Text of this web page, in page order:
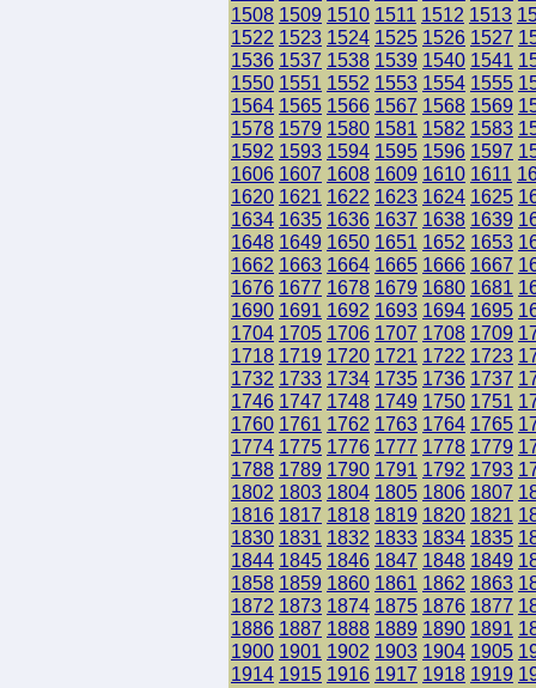
1508 1509 1510 1511 1512 1513
1522 1523 1524 1525 1526 1527
1536 1537 1538 1539 1540 1541
1550 1551 1552 1553 1554 1555
1564 1565 1566 1567 1568 1569
1578 1579 1580 1581 1582 1583
1592 1593 1594 1595 1596 1597
1606 1607 1608 1609 1610 1611
1620 1621 1622 1623 1624 1625
1634 1635 1636 1637 1638 1639
1648 1649 1650 1651 1652 1653
1662 1663 1664 1665 1666 1667
1676 1677 1678 1679 1680 1681
1690 1691 1692 1693 1694 1695
1704 1705 1706 1707 1708 1709
1718 1719 1720 1721 1722 1723
1732 1733 1734 1735 1736 1737
1746 1747 1748 1749 1750 1751
1760 1761 1762 1763 1764 1765
1774 1775 1776 1777 1778 1779
1788 1789 1790 1791 1792 1793
1802 1803 1804 1805 1806 1807
1816 1817 1818 1819 1820 1821
1830 1831 1832 1833 1834 1835
1844 1845 1846 1847 1848 1849
1858 1859 1860 1861 1862 1863
1872 1873 1874 1875 1876 1877
1886 1887 1888 1889 1890 1891
1900 1901 1902 1903 1904 1905
1914 1915 1916 1917 1918 1919